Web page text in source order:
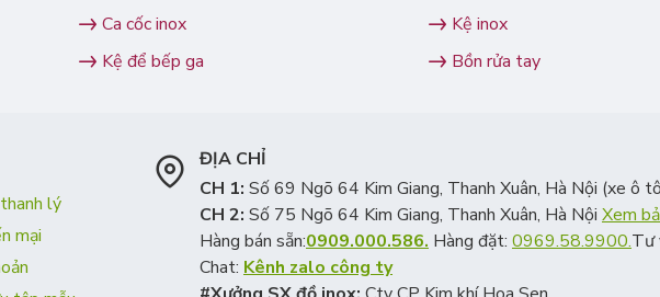
Ca cốc inox
Kệ để bếp ga
Kệ inox
Bồn rửa tay
lý
mại
ĐỊA CHỈ
CH 1: Số 69 Ngõ 64 Kim Giang, Thanh Xuân, Hà Nội (xe ô
CH 2: Số 75 Ngõ 64 Kim Giang, Thanh Xuân, Hà Nội Xem
Hàng bán sẵn:0909.000.586. Hàng đặt: 0969.58.9900.Tư
Chat: Kênh zalo công ty